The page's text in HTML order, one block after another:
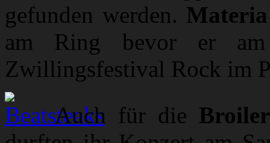
gefunden werden. Materia
am Ring bevor er am
Zwillingsfestival Rock im
Auch für die